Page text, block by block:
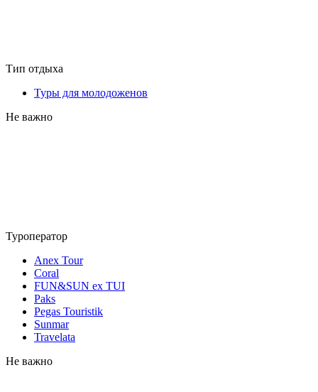
Тип отдыха
Туры для молодоженов
Не важно
Туроператор
Anex Tour
Coral
FUN&SUN ex TUI
Paks
Pegas Touristik
Sunmar
Travelata
Не важно